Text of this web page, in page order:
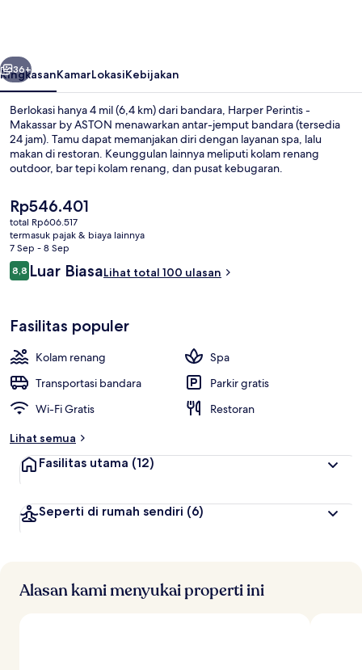
ASTON
Berikutnya
36+
RingkasanKamarLokasiKebijakan
Berlokasi hanya 4 mil (6,4 km) dari bandara, Harper Perintis -
Makassar by ASTON menawarkan antar-jemput bandara (tersedia
24 jam). Tamu dapat memanjakan diri dengan layanan spa, lalu
makan di restoran. Keunggulan lainnya meliputi kolam renang
outdoor, bar tepi kolam renang, dan pusat kebugaran.
Harga
saat
ini
Rp546.401
Rp546.401
total Rp606.517
termasuk pajak & biaya lainnya
7 Sep - 8 Sep
Ulasan
8,88,8 dari 10
Luar BiasaLihat total 100 ulasan
Fasilitas populer
Kolam renang
Spa
Transportasi bandara
Parkir gratis
Wi-Fi Gratis
Restoran
Lihat semua
Fasilitas utama (12)
Seperti di rumah sendiri (6)
Alasan kami menyukai properti ini